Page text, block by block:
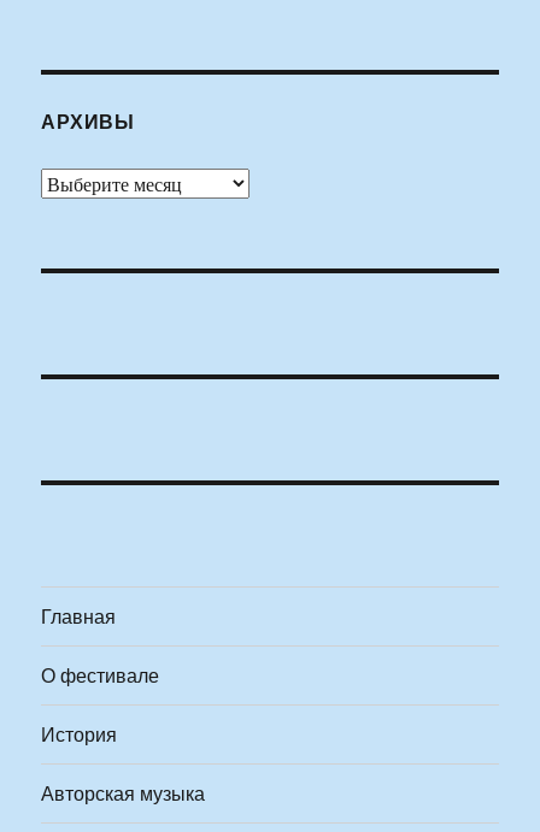
АРХИВЫ
Архивы
Главная
О фестивале
История
Авторская музыка